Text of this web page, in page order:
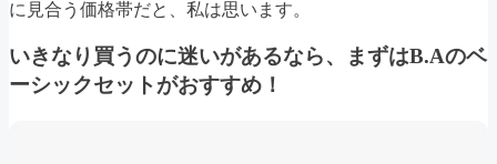
に見合う価格帯だと、私は思います。
いきなり買うのに迷いがあるなら、まずはB.Aのベ
ーシックセットがおすすめ！